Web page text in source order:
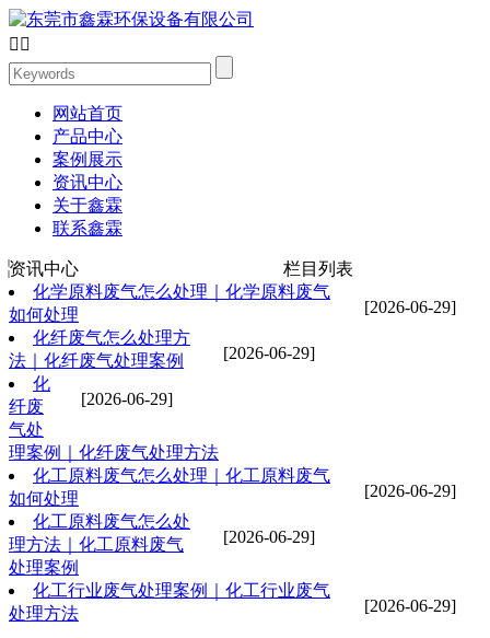
 
网站首页
产品中心
案例展示
资讯中心
关于鑫霖
联系鑫霖
资讯中心 栏目列表
[2026-06-29]
化学原料废气怎么处理｜化学原料废气
如何处理
[2026-06-29]
化纤废气怎么处理方
法｜化纤废气处理案例
[2026-06-29]
化
纤废
气处
理案例｜化纤废气处理方法
[2026-06-29]
化工原料废气怎么处理｜化工原料废气
如何处理
[2026-06-29]
化工原料废气怎么处
理方法｜化工原料废气
处理案例
[2026-06-29]
化工行业废气处理案例｜化工行业废气
处理方法